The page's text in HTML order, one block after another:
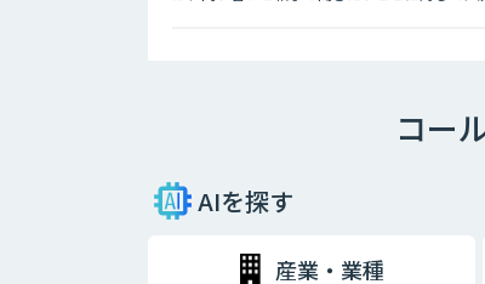
ットできるようになった事例もあります。人
題を解決できるので、顧客満足度も向上しま
性を維持することも期待できます。
AI・人工知能では対応できないような複雑な質
有人チャットで継続対応を可能にする機能も重
門家との連携が、自動回答率を高めるサイク
テキスト化し、問い合わせ内容に対する回答
コー
AIを探す
産業・業種